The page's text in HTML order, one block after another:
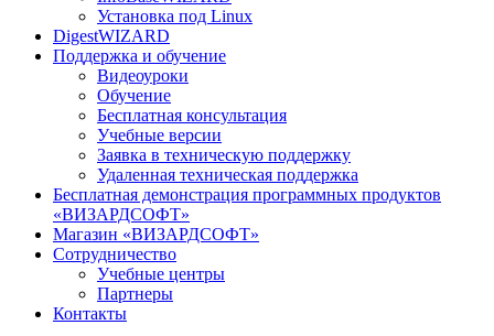
Установка под Linux
DigestWIZARD
Поддержка и обучение
Видеоуроки
Обучение
Бесплатная консультация
Учебные версии
Заявка в техническую поддержку
Удаленная техническая поддержка
Бесплатная демонстрация программных продуктов
«ВИЗАРДСОФТ»
Магазин «ВИЗАРДСОФТ»
Сотрудничество
Учебные центры
Партнеры
Контакты